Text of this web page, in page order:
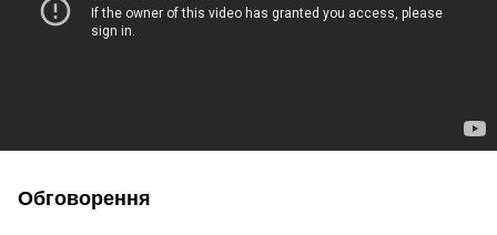
Обговорення